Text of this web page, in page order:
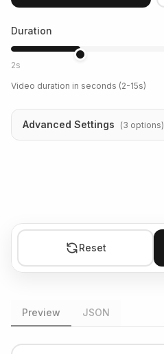
Duration
2s
Video duration in seconds (2-15s)
Advanced Settings (3 options)
Reset
Preview JSON